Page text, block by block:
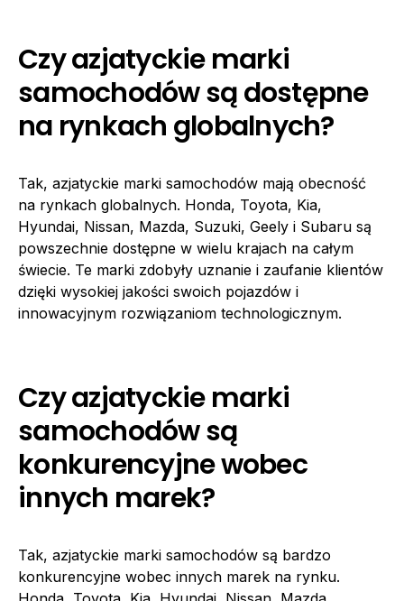
Czy azjatyckie marki
samochodów są dostępne
na rynkach globalnych?
Tak, azjatyckie marki samochodów mają obecność
na rynkach globalnych. Honda, Toyota, Kia,
Hyundai, Nissan, Mazda, Suzuki, Geely i Subaru są
powszechnie dostępne w wielu krajach na całym
świecie. Te marki zdobyły uznanie i zaufanie klientów
dzięki wysokiej jakości swoich pojazdów i
innowacyjnym rozwiązaniom technologicznym.
Czy azjatyckie marki
samochodów są
konkurencyjne wobec
innych marek?
Tak, azjatyckie marki samochodów są bardzo
konkurencyjne wobec innych marek na rynku.